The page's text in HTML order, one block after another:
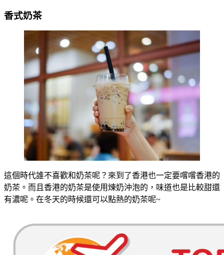
香式奶茶
這個時代誰不喜歡和奶茶呢？來到了香港也一定要嚐嚐香港的
奶茶。而且香港的奶茶是使用煉奶沖泡的，味道也是比較甜還
有濃呢。在冬天的時候還可以點熱的奶茶呢~